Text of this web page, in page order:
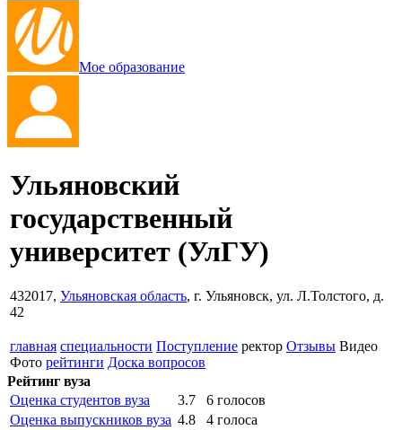
Мое образование
Ульяновский
государственный
университет (УлГУ)
432017, Ульяновская область, г. Ульяновск, ул. Л.Толстого, д.
42
главная специальности Поступление ректор Отзывы Видео
Фото рейтинги Доска вопросов
Рейтинг вуза
Оценка студентов вуза
3.7
6 голосов
Оценка выпускников вуза 4.8
4 голоса